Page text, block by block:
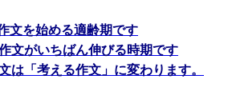
文を始める適齢期です
文がいちばん伸びる時期です
は「考える作文」に変わります。